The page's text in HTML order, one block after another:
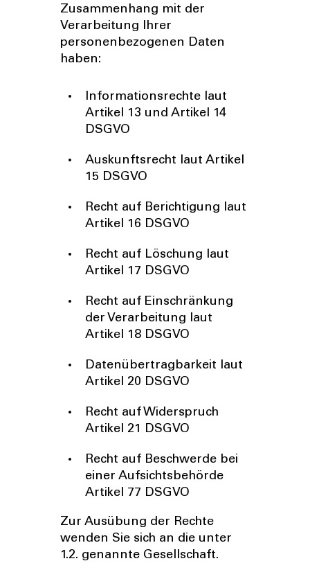
Zusammenhang mit der
Verarbeitung Ihrer
personenbezogenen Daten
haben:
Informationsrechte laut
Artikel 13 und Artikel 14
DSGVO
Auskunftsrecht laut Artikel
15 DSGVO
Recht auf Berichtigung laut
Artikel 16 DSGVO
Recht auf Löschung laut
Artikel 17 DSGVO
Recht auf Einschränkung
der Verarbeitung laut
Artikel 18 DSGVO
Datenübertragbarkeit laut
Artikel 20 DSGVO
Recht auf Widerspruch
Artikel 21 DSGVO
Recht auf Beschwerde bei
einer Aufsichtsbehörde
Artikel 77 DSGVO
Zur Ausübung der Rechte
wenden Sie sich an die unter
1.2. genannte Gesellschaft.